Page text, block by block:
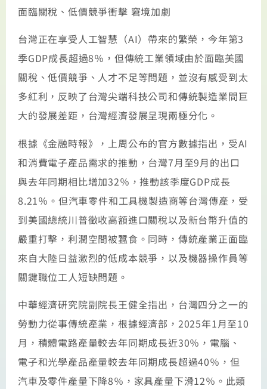
面臨關稅、低價競爭衝擊 窘境加劇
台灣正在享受人工智慧（AI）帶來的繁榮，今年第3
季GDP成長超過8％，但傳統工業領域由於面臨美國
關稅、低價競爭、人才不足等問題，並沒有感受到太
多紅利，反映了台灣尖端科技公司和傳統製造業間巨
大的發展差距，台灣經濟發展呈現兩極分化。
根據《金融時報》，上周公布的官方數據指出，受AI
和消費電子產品需求的推動，台灣7月至9月的出口
與去年同期相比增加32％，推動該季度GDP成長
8.21％。但汽車零件和工具機製造商等台灣傳產，受
到美國總統川普徵收高額進口關稅以及新台幣升值的
嚴重打擊，利潤空間被蠶食。同時，傳統產業正面臨
來自大陸日益激烈的低成本競爭，以及機器操作員等
關鍵職位工人短缺問題。
中華經濟研究院副院長王健全指出，台灣四分之一的
勞動力從事傳統產業，根據經濟部，2025年1月至10
月，積體電路產量較去年同期成長近30％，電腦、
電子和光學產品產量較去年同期成長超過40％，但
汽車及零件產量下降8％，家具產量下滑12％。此類